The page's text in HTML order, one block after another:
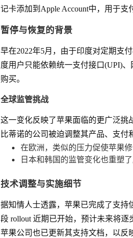
记卡添加到Apple Account中，用于支
暂停与恢复的背景
早在2022年5月，由于印度对定期支
度用户只能依赖统一支付接口(UPI)
购买。
全球监管挑战
这一变化反映了苹果面临的更广泛挑
比蒂诺的公司被迫调整其产品、支付
在欧洲，类似的压力促使苹果
日本和韩国的监管变化也重塑
技术调整与实施细节
据知情人士透露，苹果已完成了支持
段 rollout 近期已开始，预计未来将逐
苹果公司也已更新其支持文档，以反